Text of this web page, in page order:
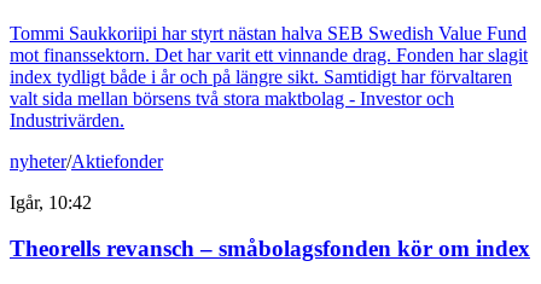
Tommi Saukkoriipi har styrt nästan halva SEB Swedish Value Fund
mot finanssektorn. Det har varit ett vinnande drag. Fonden har slagit
index tydligt både i år och på längre sikt. Samtidigt har förvaltaren
valt sida mellan börsens två stora maktbolag - Investor och
Industrivärden.
nyheter/Aktiefonder
Igår, 10:42
Theorells revansch – småbolagsfonden kör om index